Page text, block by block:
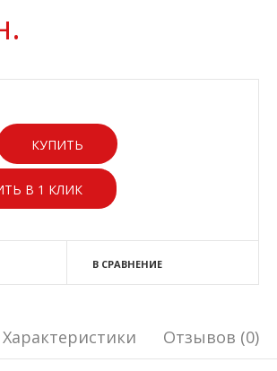
В 1 КЛИК
В СРАВНЕНИЕ
Характеристики Отзывов (0)